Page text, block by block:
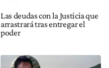
Las deudas con la Justicia que
arrastrará tras entregar el
poder